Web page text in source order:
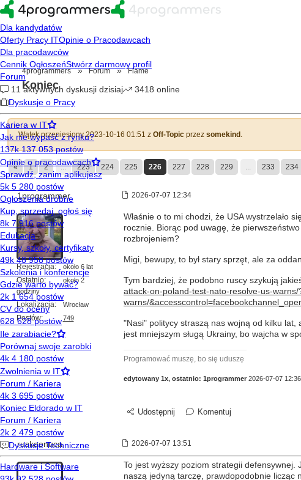
4programmers » Forum » Flame
Koniec
Wątek przeniesiony 2023-10-16 01:51 z Off-Topic przez somekind .
« 1 2 ... 223 224 225 226 227 228 229 ... 233 234
1programmer 2026-07-07 12:34
Rejestracja: około 6 lat
Ostatnio:
około 2
godziny
Lokalizacja: Wrocław
Postów: 749
Właśnie o to mi chodzi, że USA wystrzelało
rocznie. Biorąc pod uwagę, że
rozbrojeniem?
Migi, bewupy, to był stary sprzęt, ale za
Tym bardziej, że podobno ruscy szykują
attack-on-poland-test-nato-resolve-us-
warns/
"Nasi" politycy straszą nas wojną od kilku lat,
jest mniejszym sługą Ukrainy, bo wajcha w
Programować muszę, bo się uduszę
edytowany 1x, ostatnio: 1programmer 2026-07-07 12:36
Udostępnij Komentuj
ruskaonuca 2026-07-07 13:51
To jest wyższy poziom strategii
naszą jedyną tarczę, prawdopodobnie licząc